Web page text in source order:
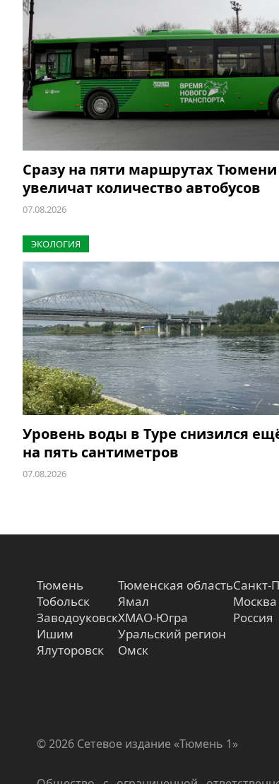
Сразу на пяти маршрутах Тюмени
увеличат количество автобусов
07.08.2026
ЭКОЛОГИЯ
Уровень воды в Туре снизился
на пять сантиметров
07.08.2026
Тюмень
Тобольск
Заводоуковск
Ишим
Ялуторовск
Тюменская область
Ямал
ХМАО-Югра
Уральский регион
Омск
Санкт-
Москва
Россия
© 2026 Сетевое издание «Тюмень 1»